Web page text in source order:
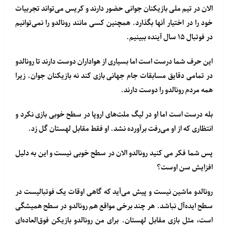
الان در تیم ملی بازیکنان جوانی حضور دارند و کریس می‌تواند تجربیات
خود را در اختیار آنها بگذارد. همچنین کسی مانند رونالدو را نمی‌توانیم
در فوتبال ۱۵ سال آینده ببینیم.
این حرف شما درست است اما بسیاری از هواداران دوست دارند تا رونالدو
در تمامی دقایق مسابقات جام جهانی بازی کند نه بازیکنان جوان. زیرا
همه مردم رونالدو را دوست دارند.
بله درست است اما او در لیگ ملت‌های اروپا در سطح خوبی بازی نکرد و
انتظاری که از او می‌رفت برآورده نشد. او فقط مقابل لهستان گل زد.
پس شما فکر می کنید رونالدو الان در سطح خوبی نیست و این به دلیل
افزایش سن اوست؟
رونالدو ماشین نیست و پیش می‌آید که گاهی اوقات یک فوتبالیست در
سطح ایده‌آل نباشد. هر چند برخی مواقع هم رونالدو در سطح همیشگی
است، مثل بازی مقابل لهستان. برای من رونالدو بازیکن فوق‌العاده‌ای